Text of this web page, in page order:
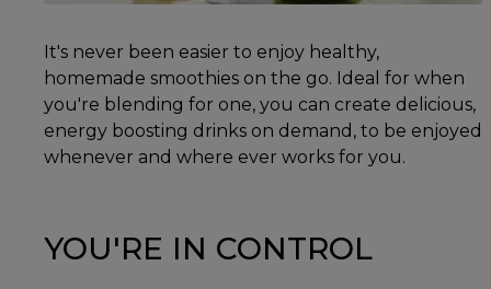
It's never been easier to enjoy healthy,
homemade smoothies on the go. Ideal for when
you're blending for one, you can create delicious,
energy boosting drinks on demand, to be enjoyed
whenever and where ever works for you.
YOU'RE IN CONTROL